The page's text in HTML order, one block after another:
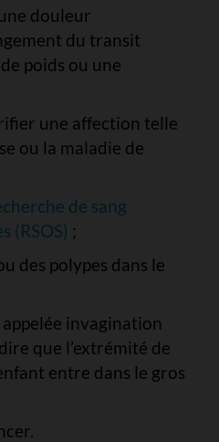
douleur
du transit
poids ou une
une affection telle
ou la maladie de
de sang
(RSOS) ;
des polypes dans le
invagination
que l’extrémité de
entre dans le gros